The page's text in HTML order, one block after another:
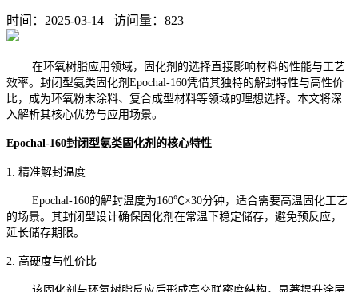
时间：2025-03-14 访问量： 823
在环氧树脂应用领域，固化剂的选择直接影响材料的性能与工艺
效率。封闭型氨类固化剂Epochal-160凭借其独特的解封特性与高性价
比，成为环氧粉末涂料、复合成型材料等领域的理想选择。本文将深
入解析其核心优势与应用场景。
Epochal-160封闭型氨类固化剂的核心特性
1. 精准解封温度
Epochal-160的解封温度为160℃×30分钟，适合需要高温固化工艺
的场景。其封闭型设计确保固化剂在常温下稳定储存，避免预反应，
延长储存期限。
2. 高硬度与性价比